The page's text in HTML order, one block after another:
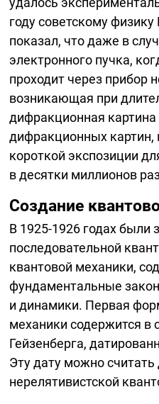
году советскому
показал, что даже в
электронного пучка,
проходит через прибор
возникающая при
дифракционная картина
дифракционных картин,
короткой экспозиции
в десятки миллионов
Создание
В 1925-1926 годах были
последовательной
квантовой механики,
фундаментальные
и динамики. Первая
механики содержится в
Гейзенберга,
Эту дату можно
нерелятивистской